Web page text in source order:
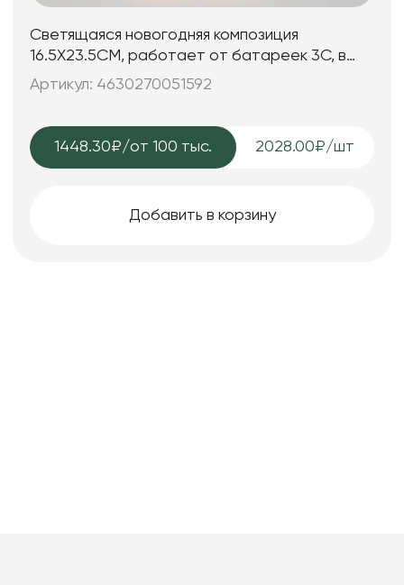
Светящаяся новогодняя композиция
16.5X23.5CM, работает от батареек 3C, в
комплект не входят
Артикул: 4630270051592
1448.30₽/от 100 тыс. 2028.00₽/шт
Добавить в корзину